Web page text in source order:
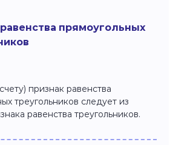
прямоугольных
признак равенства
треугольников следует из
равенства треугольников.